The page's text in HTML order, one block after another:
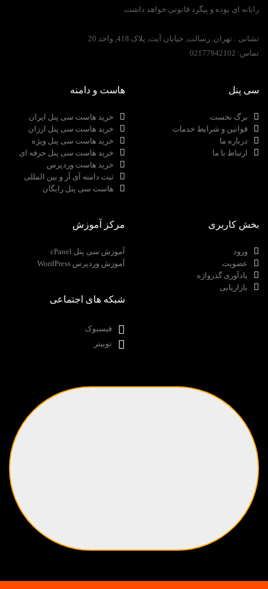
رایانه ای بوده و پیگرد قانونی خواهد داشت.
نشانی : تهران, رسالت, خیابان آیت, پلاک 418, واحد 20
تماس:
سی پنل
برگ نخست
قوانین و شرایط خدمات
درباره ما
ارتباط با ما
هاست و دامنه
خرید هاست سی پنل ایران
خرید هاست سی پنل ارزان
خرید هاست سی پنل ویژه
خرید هاست سی پنل حرفه ای
خرید هاست وردپرس
ثبت دامنه آی آر و بین المللی
هاست سی پنل رایگان
بخش کاربری
ورود
عضویت
یادآوری گذرواژه
بازاریابی
مرکز آموزش
آموزش سی پنل cPanel
آموزش وردپرس WordPress
شبکه های اجتماعی
فیسبوک
توییتر